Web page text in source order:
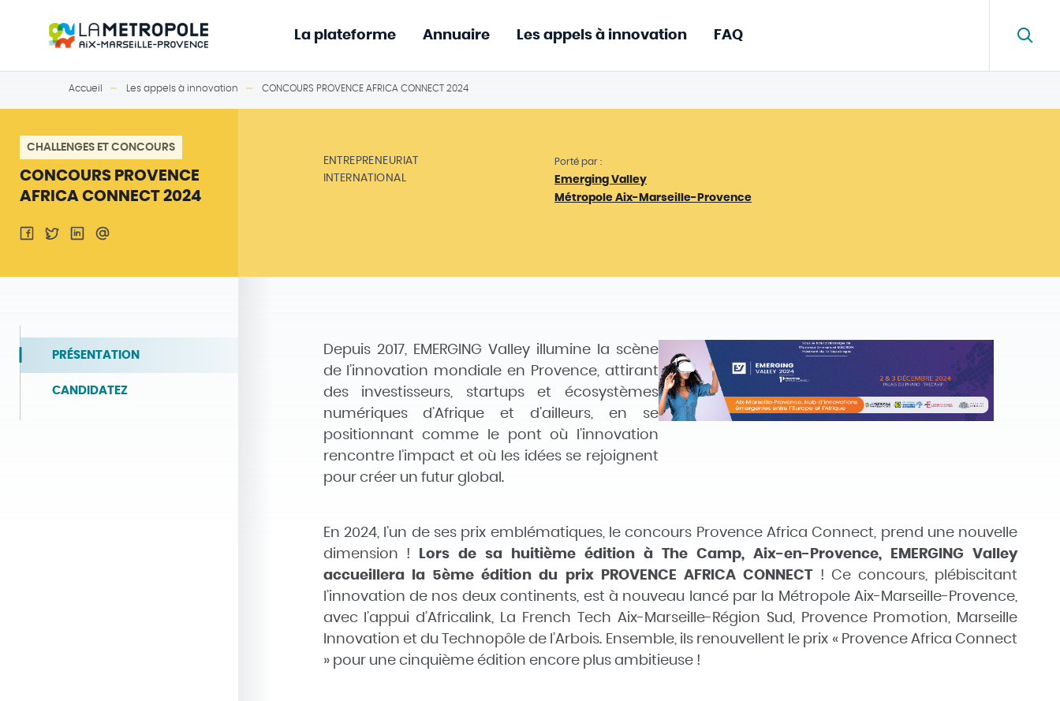
La plateforme Annuaire Les appels à innovation FAQ
Accueil Les appels à innovation CONCOURS PROVENCE AFRICA CONNECT 2024
CHALLENGES ET CONCOURS
CONCOURS PROVENCE
AFRICA CONNECT 2024
ENTREPRENEURIAT
INTERNATIONAL
Porté par :
Emerging Valley
Métropole Aix-Marseille-Provence
PRÉSENTATION
CANDIDATEZ
Depuis 2017, EMERGING Valley illumine la scène
de l’innovation mondiale en Provence, attirant
des investisseurs, startups et écosystèmes
numériques d’Afrique et d’ailleurs, en se
positionnant comme le pont où l’innovation
rencontre l’impact et où les idées se rejoignent
pour créer un futur global.
En 2024, l’un de ses prix emblématiques, le concours Provence Africa Connect , prend une nouvelle
dimension !
Lors de sa huitième édition à The Camp, Aix-en-Provence, EMERGING Valley
accueillera la 5ème édition du prix PROVENCE AFRICA CONNECT ! Ce concours, plébiscitant
l’innovation de nos deux continents, est à nouveau lancé par la Métropole Aix-Marseille-Provence,
avec l’appui d’Africalink, La French Tech Aix-Marseille-Région Sud, Provence Promotion, Marseille
Innovation et du Technopôle de l’Arbois. Ensemble, ils renouvellent le prix « Provence Africa Connect
» pour une cinquième édition encore plus ambitieuse !